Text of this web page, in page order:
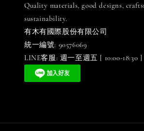
Quality materials, good designs,
sustainability.
有木有國際股份有限公司
統一編號: 90576069
LINE客服: 週一至週五 [ 10:00-18:30 ]